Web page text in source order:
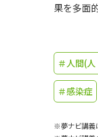
果を多面
＃人間(
＃感染症
※夢ナビ講義